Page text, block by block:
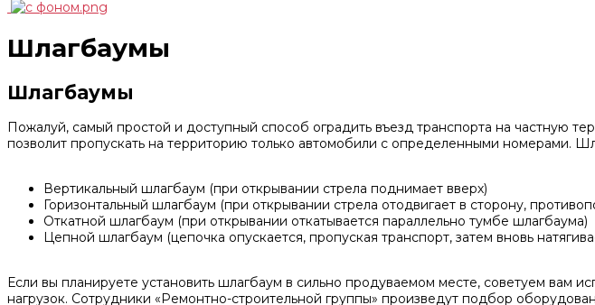
Шлагбаумы
Шлагбаумы
Пожалуй, самый простой и доступный способ оградить въезд транспорта на частную
позволит пропускать на территорию только автомобили с определенными номерами.
Вертикальный шлагбаум (при открывании стрела поднимает вверх)
Горизонтальный шлагбаум (при открывании стрела отодвигает в сторону,
Откатной шлагбаум (при открывании откатывается параллельно тумбе шлагбаума)
Цепной шлагбаум (цепочка опускается, пропуская транспорт, затем вновь
Если вы планируете установить шлагбаум в сильно продуваемом месте, советуем вам
нагрузок. Сотрудники «Ремонтно-строительной группы» произведут подбор